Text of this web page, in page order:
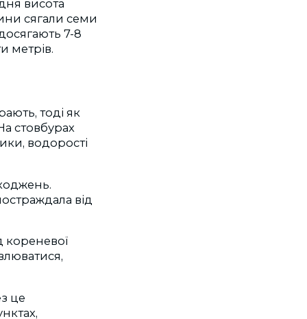
висота
сягали семи
7-8
метрів.
тоді як
стовбурах
водорості
від
кореневої
це